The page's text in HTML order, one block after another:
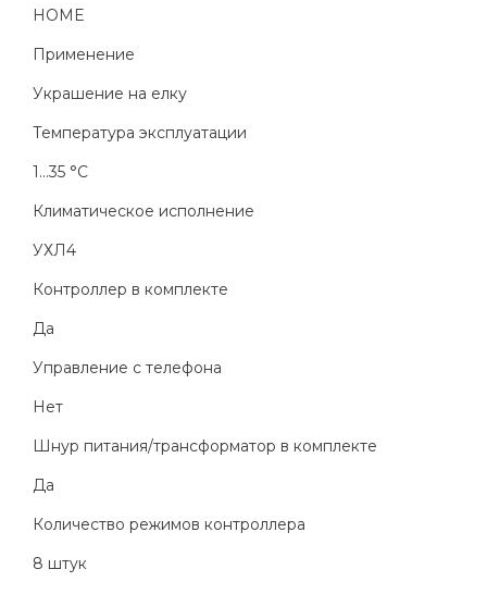
HOME
Применение
Украшение на елку
Температура эксплуатации
1...35 °C
Климатическое исполнение
УХЛ4
Контроллер в комплекте
Да
Управление с телефона
Нет
Шнур питания/трансформатор в комплекте
Да
Количество режимов контроллера
8 штук